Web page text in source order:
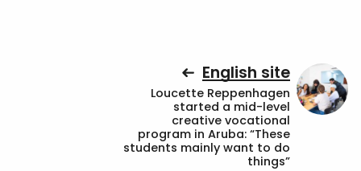
English site
Loucette Reppenhagen
started a mid-level
creative vocational
program in Aruba: “These
students mainly want to do
things”